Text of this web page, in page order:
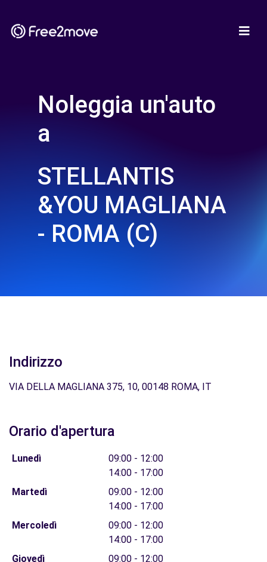
Noleggia un'auto
a
STELLANTIS
&YOU MAGLIANA
- ROMA (C)
Indirizzo
VIA DELLA MAGLIANA 375, 10, 00148 ROMA, IT
Orario d'apertura
Lunedì
09:00 - 12:00
14:00 - 17:00
Martedì
09:00 - 12:00
14:00 - 17:00
Mercoledì
09:00 - 12:00
14:00 - 17:00
Giovedì
09:00 - 12:00